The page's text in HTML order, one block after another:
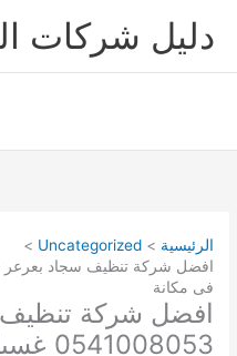
دليل شركات
الرئيسية
Uncategorized
فى مكانة
افضل شركة تنظيف